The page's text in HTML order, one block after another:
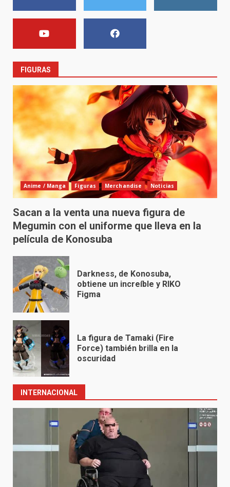
FIGURAS
Anime / Manga Figuras Merchandise Noticias
Sacan a la venta una nueva figura de
Megumin con el uniforme que lleva en la
película de Konosuba
Darkness, de Konosuba,
obtiene un increíble y RIKO
Figma
La figura de Tamaki (Fire
Force) también brilla en la
oscuridad
INTERNACIONAL